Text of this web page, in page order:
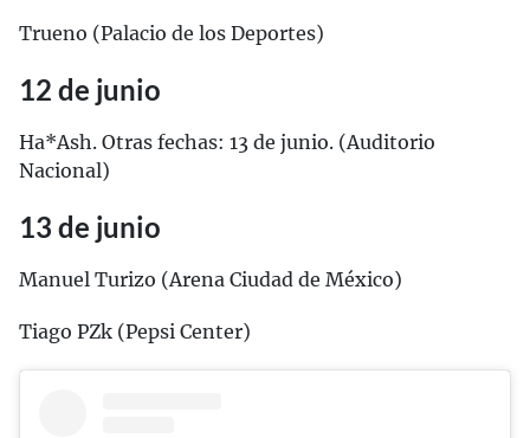
Trueno (Palacio de los Deportes)
12 de junio
Ha*Ash. Otras fechas: 13 de junio. (Auditorio
Nacional)
13 de junio
Manuel Turizo (Arena Ciudad de México)
Tiago PZk (Pepsi Center)